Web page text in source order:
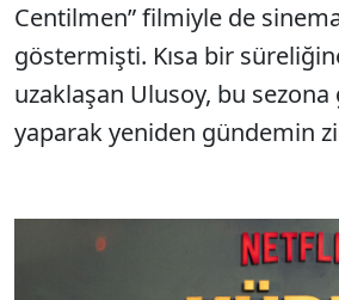
Centilmen” filmiyle de
göstermişti. Kısa bir
uzaklaşan Ulusoy, bu
yaparak yeniden gündemin